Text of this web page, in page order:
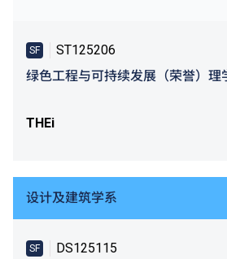
SF
ST125206
绿色工程与可持续发展（荣誉）理
THEi
设计及建筑学系
SF
DS125115